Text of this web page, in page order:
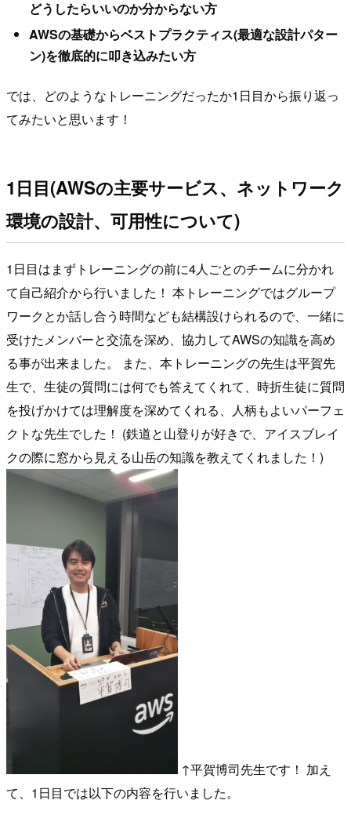
どうしたらいいのか分からない方
AWSの基礎からベストプラクティス(最適な設計パター
ン)を徹底的に叩き込みたい方
では、どのようなトレーニングだったか1日目から振り返っ
てみたいと思います！
1日目(AWSの主要サービス、ネットワーク
環境の設計、可用性について)
1日目はまずトレーニングの前に4人ごとのチームに分かれ
て自己紹介から行いました！ 本トレーニングではグループ
ワークとか話し合う時間なども結構設けられるので、一緒に
受けたメンバーと交流を深め、協力してAWSの知識を高め
る事が出来ました。 また、本トレーニングの先生は平賀先
生で、生徒の質問には何でも答えてくれて、時折生徒に質問
を投げかけては理解度を深めてくれる、人柄もよいパーフェ
クトな先生でした！ (鉄道と山登りが好きで、アイスブレイ
クの際に窓から見える山岳の知識を教えてくれました！)
↑平賀博司先生です！ 加え
て、1日目では以下の内容を行いました。